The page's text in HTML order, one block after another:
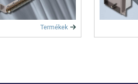
Termékek